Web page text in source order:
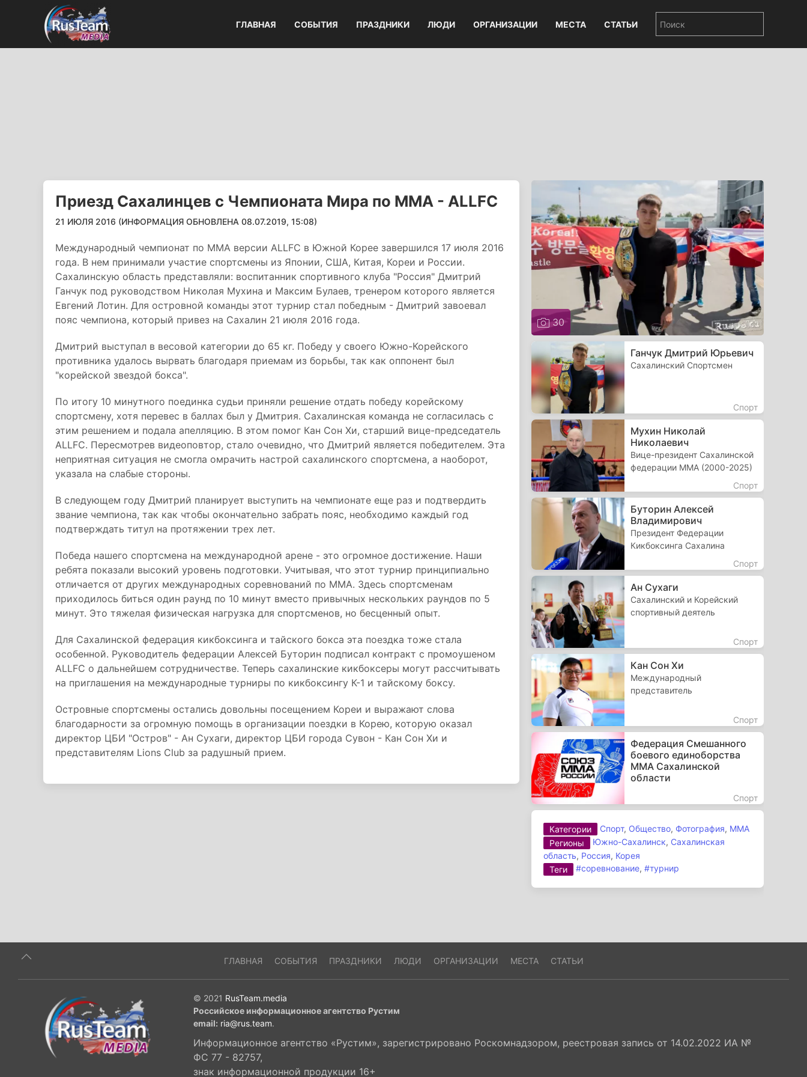
ГЛАВНАЯ СОБЫТИЯ ПРАЗДНИКИ ЛЮДИ ОРГАНИЗАЦИИ МЕСТА СТАТЬИ
Приезд Сахалинцев с Чемпионата Мира по ММА - ALLFC
21 ИЮЛЯ 2016 (ИНФОРМАЦИЯ ОБНОВЛЕНА 08.07.2019, 15:08)
Международный чемпионат по ММА версии ALLFС в Южной Корее завершился 17 июля 2016
года. В нем принимали участие спортсмены из Японии, США, Китая, Кореи и России.
Сахалинскую область представляли: воспитанник спортивного клуба "Россия" Дмитрий
Ганчук под руководством Николая Мухина и Максим Булаев, тренером которого является
Евгений Лотин. Для островной команды этот турнир стал победным - Дмитрий завоевал
пояс чемпиона, который привез на Сахалин 21 июля 2016 года.
Дмитрий выступал в весовой категории до 65 кг. Победу у своего Южно-Корейского
противника удалось вырвать благодаря приемам из борьбы, так как оппонент был
"корейской звездой бокса".
По итогу 10 минутного поединка судьи приняли решение отдать победу корейскому
спортсмену, хотя перевес в баллах был у Дмитрия. Сахалинская команда не согласилась с
этим решением и подала апелляцию. В этом помог Кан Сон Хи, старший вице-председатель
ALLFC. Пересмотрев видеоповтор, стало очевидно, что Дмитрий является победителем. Эта
неприятная ситуация не смогла омрачить настрой сахалинского спортсмена, а наоборот,
указала на слабые стороны.
В следующем году Дмитрий планирует выступить на чемпионате еще раз и подтвердить
звание чемпиона, так как чтобы окончательно забрать пояс, необходимо каждый год
подтверждать титул на протяжении трех лет.
Победа нашего спортсмена на международной арене - это огромное достижение. Наши
ребята показали высокий уровень подготовки. Учитывая, что этот турнир принципиально
отличается от других международных соревнований по ММА. Здесь спортсменам
приходилось биться один раунд по 10 минут вместо привычных нескольких раундов по 5
минут. Это тяжелая физическая нагрузка для спортсменов, но бесценный опыт.
Для Сахалинской федерация кикбоксинга и тайского бокса эта поездка тоже стала
особенной. Руководитель федерации Алексей Буторин подписал контракт с промоушеном
ALLFC о дальнейшем сотрудничестве. Теперь сахалинские кикбоксеры могут рассчитывать
на приглашения на международные турниры по кикбоксингу К-1 и тайскому боксу.
Островные спортсмены остались довольны посещением Кореи и выражают слова
благодарности за огромную помощь в организации поездки в Корею, которую оказал
директор ЦБИ "Остров" - Ан Сухаги, директор ЦБИ города Сувон - Кан Сон Хи и
представителям Lions Club за радушный прием.
30
Ганчук Дмитрий Юрьевич
Сахалинский Спортсмен
Спорт
Мухин Николай
Николаевич
Вице-президент Сахалинской
федерации ММА (2000-2025)
Спорт
Буторин Алексей
Владимирович
Президент Федерации
Кикбоксинга Сахалина
Спорт
Ан Сухаги
Сахалинский и Корейский
спортивный деятель
Спорт
Кан Сон Хи
Международный
представитель
Спорт
Федерация Смешанного
боевого единоборства
ММА Сахалинской
области
Спорт
Категории Спорт, Общество, Фотография, ММА
Регионы
Южно-Сахалинск, Сахалинская
область, Россия, Корея
Теги
#соревнование,#турнир
ГЛАВНАЯ СОБЫТИЯ ПРАЗДНИКИ ЛЮДИ ОРГАНИЗАЦИИ МЕСТА СТАТЬИ
© 2021 RusTeam.media
Российское информационное агентство Рустим
email: ria@rus.team.
Информационное агентство «Рустим», зарегистрировано Роскомнадзором, реестровая запись от 14.02.2022 ИА №
ФС 77 - 82757,
знак информационной продукции 16+